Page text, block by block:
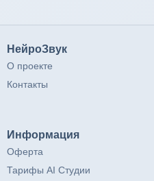
НейроЗвук
О проекте
Контакты
Информация
Оферта
Тарифы AI Студии